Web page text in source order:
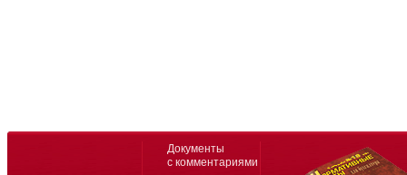
Документы
с комментариями